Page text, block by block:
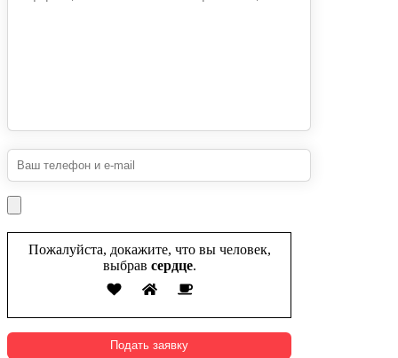
Пожалуйста, докажите, что вы человек,
выбрав сердце.